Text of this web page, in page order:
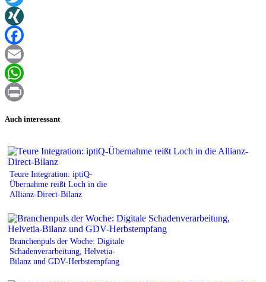
Twitter
XING
Facebook
Email
WhatsApp
Auch interessant
Teure Integration: iptiQ-
Übernahme reißt Loch in die
Allianz-Direct-Bilanz
Branchenpuls der Woche: Digitale
Schadenverarbeitung, Helvetia-
Bilanz und GDV-Herbstempfang